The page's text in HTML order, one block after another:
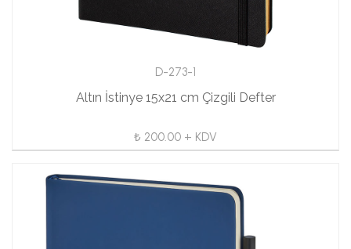
D-273-1
Altın İstinye 15x21 cm Çizgili Defter
₺ 200.00 + KDV